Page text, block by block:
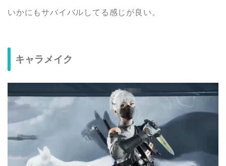
いかにもサバイバルしてる感じが良い。
キャラメイク